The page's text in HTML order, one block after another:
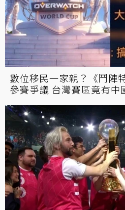
數位移民一家親？《鬥陣
參賽爭議 台灣賽區竟有中